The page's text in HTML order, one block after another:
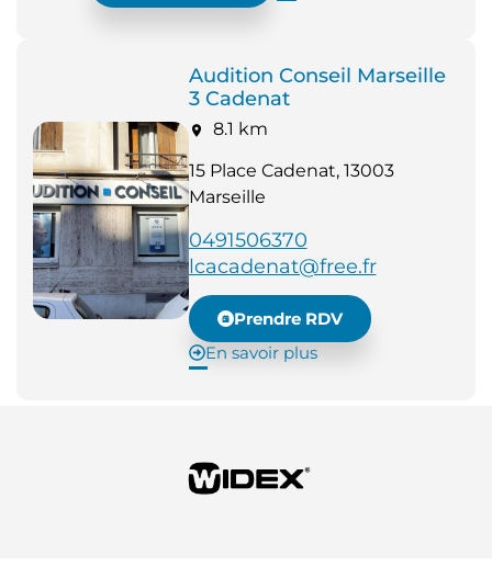
Audition Conseil Marseille
3 Cadenat
8.1 km
15 Place Cadenat, 13003
Marseille
0491506370
lcacadenat@free.fr
Prendre RDV
En savoir plus